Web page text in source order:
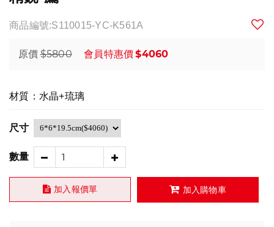
商品編號:S110015-YC-K561A
原價 $5800 會員特惠價$4060
材質：水晶+琉璃
尺寸
數量
加入報價單 加入購物車